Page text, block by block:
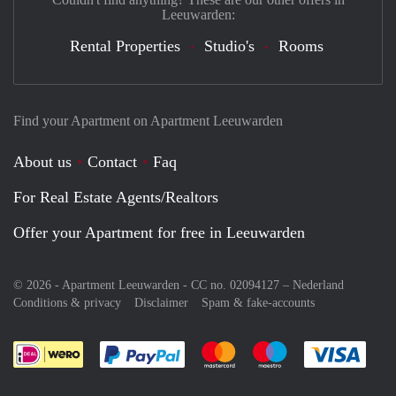
Find your Apartment on Apartment Leeuwarden
About us Contact
Faq
For Real Estate Agents/Realtors
Offer your Apartment for free in Leeuwarden
© 2026 - Apartment Leeuwarden - CC no. 02094127 – Nederland
Conditions & privacy
Disclaimer Spam & fake-accounts
Pay easily with :payment method
Pay easily with :payment
Pay easily with
Leeuwarden:
Rental Properties Studio's Rooms